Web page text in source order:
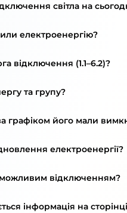
світла на
електроенергію?
відключення (1.1–6.2)?
та групу?
графіком його мали
електроенергії?
відключенням?
інформація на